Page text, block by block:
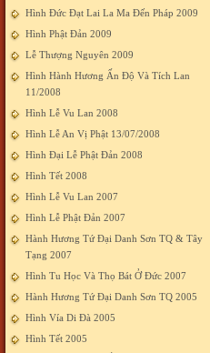
Hình Đức Đạt Lai La Ma Đến Pháp 2009
Hình Phật Đản 2009
Lễ Thượng Nguyên 2009
Hình Hành Hương Ấn Độ Và Tích Lan
11/2008
Hình Lễ Vu Lan 2008
Hình Lễ An Vị Phật 13/07/2008
Hình Đại Lễ Phật Đản 2008
Hình Tết 2008
Hình Lễ Vu Lan 2007
Hình Lễ Phật Đản 2007
Hành Hương Tứ Đại Danh Sơn TQ & Tây
Tạng 2007
Hình Tu Học Và Thọ Bát Ở Đức 2007
Hành Hương Tứ Đại Danh Sơn TQ 2005
Hình Vía Di Đà 2005
Hình Tết 2005